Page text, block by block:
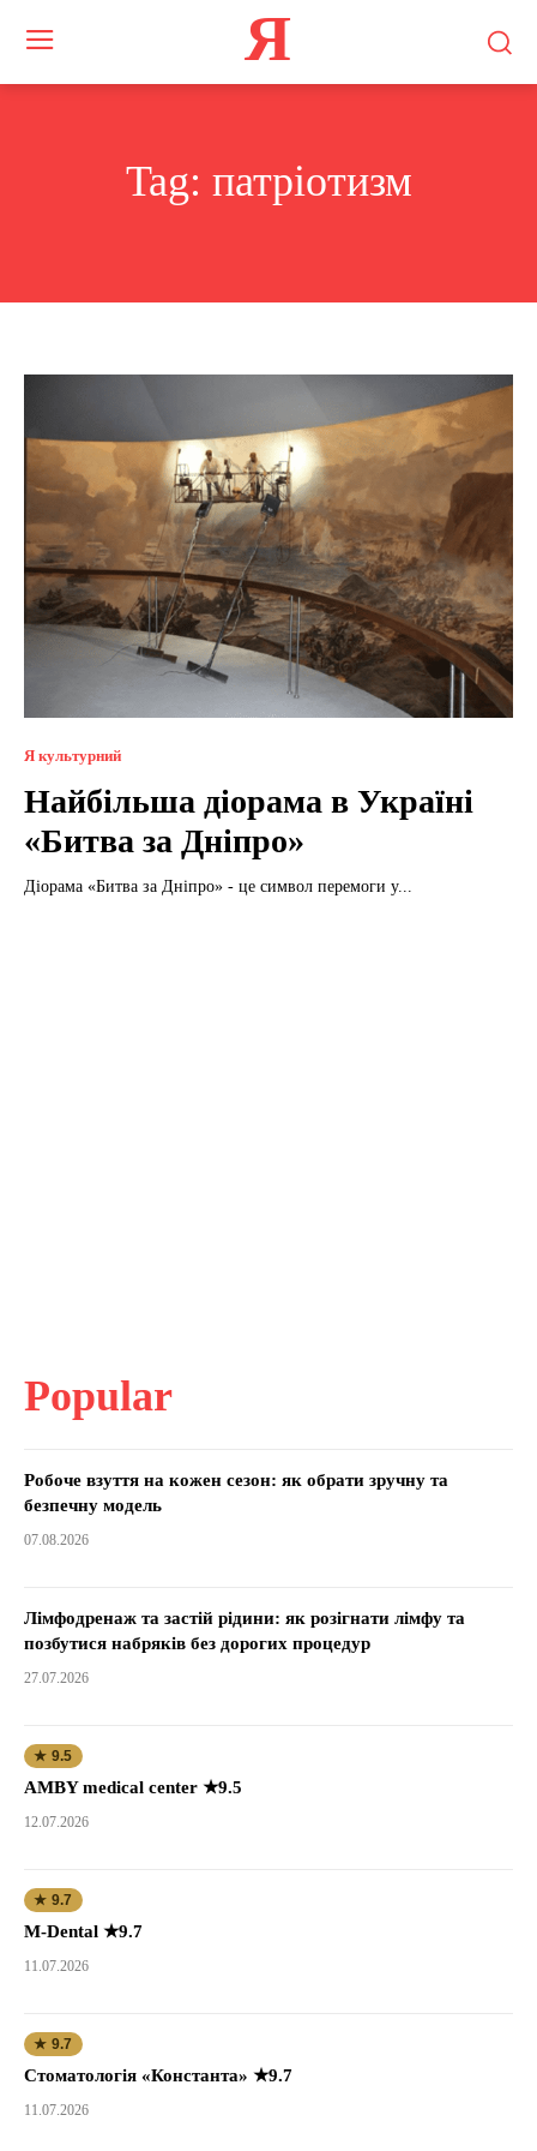
Я
Tag: патріотизм
Я культурний
Найбільша діорама в Україні
«Битва за Дніпро»
Діорама «Битва за Дніпро» - це символ перемоги у...
Popular
Робоче взуття на кожен сезон: як обрати зручну та
безпечну модель
07.08.2026
Лімфодренаж та застій рідини: як розігнати лімфу та
позбутися набряків без дорогих процедур
27.07.2026
★ 9.5
AMBY medical center ★9.5
12.07.2026
★ 9.7
M-Dental ★9.7
11.07.2026
★ 9.7
Стоматологія «Константа» ★9.7
11.07.2026